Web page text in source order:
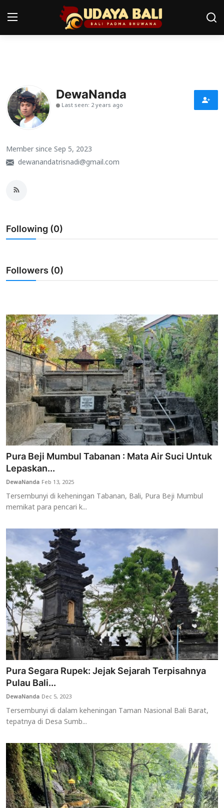
Pura
Desa Adat
Tradisi
Kearifan lokal
Seni
Usadha
Indonesia
DewaNanda
Last seen: 2 years ago
Member since Sep 5, 2023
dewanandatrisnadi@gmail.com
Following (0)
Followers (0)
Pura Beji Mumbul Tabanan : Mata Air Suci Untuk
Lepaskan...
DewaNanda Feb 13, 2025
Tersembunyi di keheningan Tabanan, Bali, Pura Beji Mumbul
memikat para pencari k...
Pura Segara Rupek: Jejak Sejarah Terpisahnya
Pulau Bali...
DewaNanda Dec 5, 2023
Tersembunyi di dalam keheningan Taman Nasional Bali Barat,
tepatnya di Desa Sumb...